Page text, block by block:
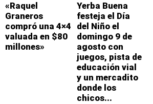
«Raquel
Graneros
compró una 4×4
valuada en $80
millones»
Yerba Buena
festeja el Día
del Niño el
domingo 9 de
agosto con
juegos, pista de
educación vial
y un mercadito
donde los
chicos...